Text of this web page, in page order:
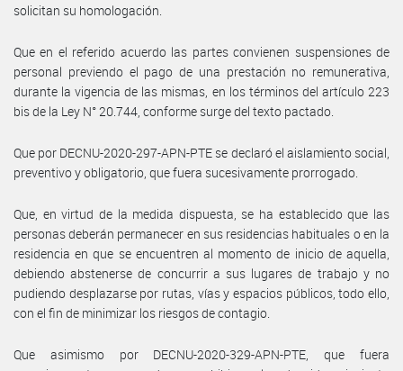
solicitan su homologación.
Que en el referido acuerdo las partes convienen suspensiones de
personal previendo el pago de una prestación no remunerativa,
durante la vigencia de las mismas, en los términos del artículo 223
bis de la Ley N° 20.744, conforme surge del texto pactado.
Que por DECNU-2020-297-APN-PTE se declaró el aislamiento social,
preventivo y obligatorio, que fuera sucesivamente prorrogado.
Que, en virtud de la medida dispuesta, se ha establecido que las
personas deberán permanecer en sus residencias habituales o en la
residencia en que se encuentren al momento de inicio de aquella,
debiendo abstenerse de concurrir a sus lugares de trabajo y no
pudiendo desplazarse por rutas, vías y espacios públicos, todo ello,
con el fin de minimizar los riesgos de contagio.
Que asimismo por DECNU-2020-329-APN-PTE, que fuera